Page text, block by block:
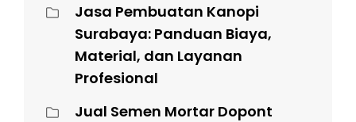
Jasa Pembuatan Kanopi
Surabaya: Panduan Biaya,
Material, dan Layanan
Profesional
Jual Semen Mortar Dopont